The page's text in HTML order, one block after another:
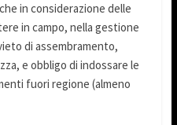
in considerazione delle
in campo, nella gestione
di assembramento,
e obbligo di indossare le
fuori regione (almeno